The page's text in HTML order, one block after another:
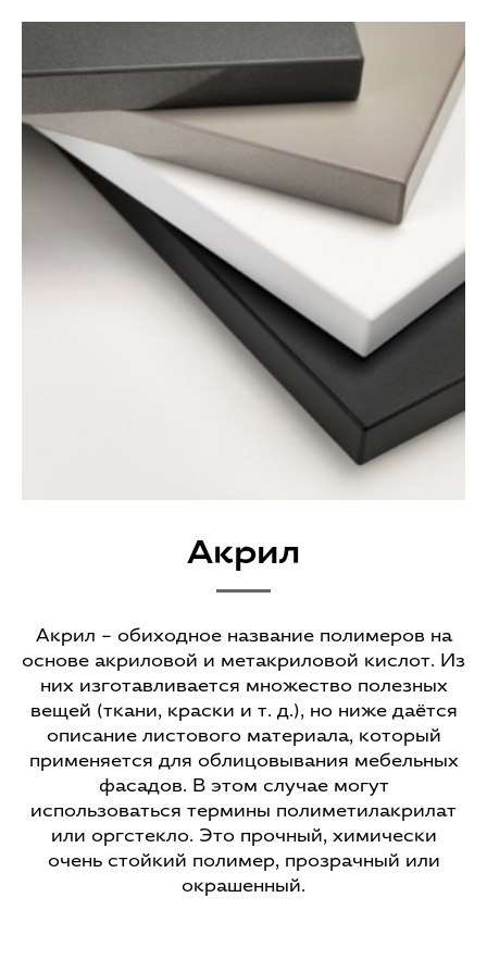
Акрил
Акрил – обиходное название полимеров на
основе акриловой и метакриловой кислот. Из
них изготавливается множество полезных
вещей (ткани, краски и т. д.), но ниже даётся
описание листового материала, который
применяется для облицовывания мебельных
фасадов. В этом случае могут
использоваться термины полиметилакрилат
или оргстекло. Это прочный, химически
очень стойкий полимер, прозрачный или
окрашенный.